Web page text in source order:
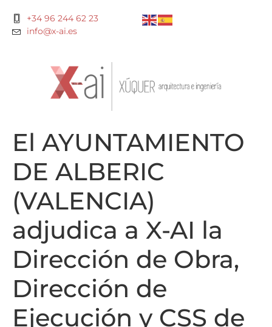
+34 96 244 62 23
info@x-ai.es
El AYUNTAMIENTO
DE ALBERIC
(VALENCIA)
adjudica a X-AI la
Dirección de Obra,
Dirección de
Ejecución y CSS de